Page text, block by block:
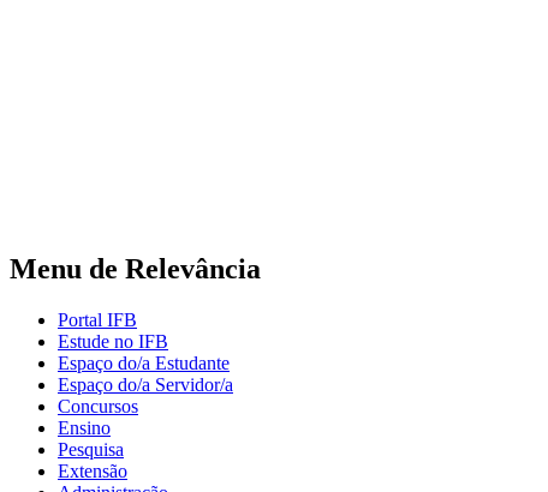
Menu de Relevância
Portal IFB
Estude no IFB
Espaço do/a Estudante
Espaço do/a Servidor/a
Concursos
Ensino
Pesquisa
Extensão